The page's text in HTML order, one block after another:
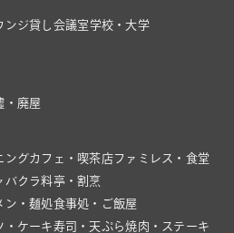
ンジ貸し会議室学校・大学
・廃屋
ングカフェ・喫茶店ファミレス・食堂
バクラ料亭・割烹
ン・麺処食事処・ご飯屋
・ケーキ寿司・天ぷら焼肉・ステーキ